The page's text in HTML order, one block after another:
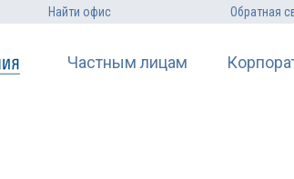
Найти офис Обратная
Частным лицам